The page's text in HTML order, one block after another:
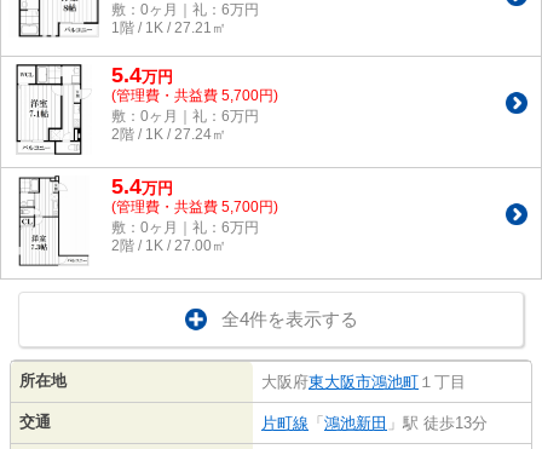
敷：0ヶ月｜礼：6万円
1階 / 1K / 27.21㎡
5.4万円
(管理費・共益費 5,700円)
敷：0ヶ月｜礼：6万円
2階 / 1K / 27.24㎡
5.4万円
(管理費・共益費 5,700円)
敷：0ヶ月｜礼：6万円
2階 / 1K / 27.00㎡
全4件を表示する
所在地 大阪府東大阪市鴻池町 １丁目
交通 片町線 「 鴻池新田 」駅 徒歩13分